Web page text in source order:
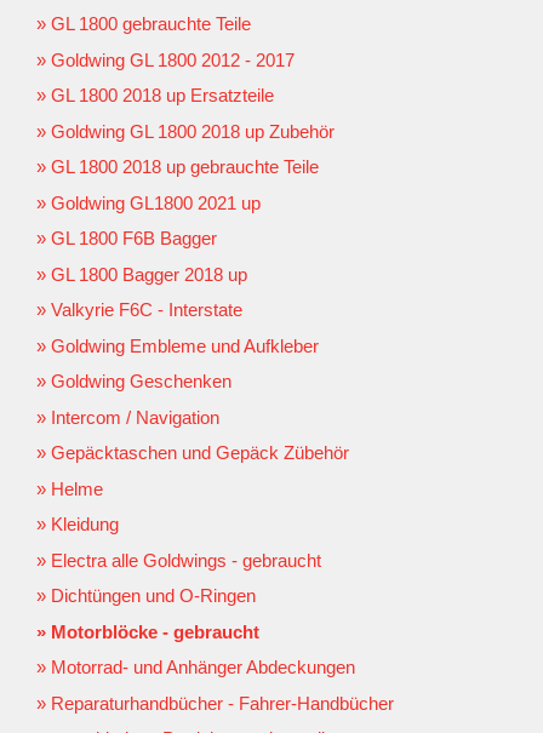
GL 1800 gebrauchte Teile
Goldwing GL 1800 2012 - 2017
GL 1800 2018 up Ersatzteile
Goldwing GL 1800 2018 up Zubehör
GL 1800 2018 up gebrauchte Teile
Goldwing GL1800 2021 up
GL 1800 F6B Bagger
GL 1800 Bagger 2018 up
Valkyrie F6C - Interstate
Goldwing Embleme und Aufkleber
Goldwing Geschenken
Intercom / Navigation
Gepäcktaschen und Gepäck Zübehör
Helme
Kleidung
Electra alle Goldwings - gebraucht
Dichtüngen und O-Ringen
Motorblöcke - gebraucht
Motorrad- und Anhänger Abdeckungen
Reparaturhandbücher - Fahrer-Handbücher